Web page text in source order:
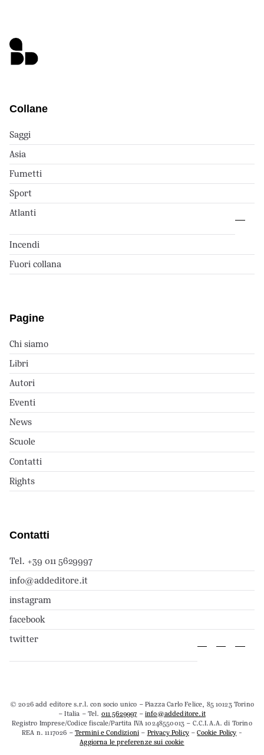
Collane
Saggi
Asia
Fumetti
Sport
Atlanti
Incendi
Fuori collana
Pagine
Chi siamo
Libri
Autori
Eventi
News
Scuole
Contatti
Rights
Contatti
Tel. +39 011 5629997
info@addeditore.it
instagram
facebook
twitter
© 2026 add editore s.r.l. con socio unico – Piazza Carlo Felice, 85 10123 Torino
– Italia – Tel. 011 5629997 –info@addeditore.it
Registro Imprese/Codice fiscale/Partita IVA 10248550013 – C.C.I.A.A. di Torino
REA n. 1117026 –Termini e Condizioni – Privacy Policy–Cookie Policy -
Aggiorna le preferenze sui cookie